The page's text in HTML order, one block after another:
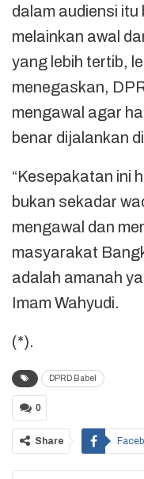
dalam audiensi
melainkan awal
yang lebih tertib,
menegaskan,
mengawal agar
benar dijalankan
“Kesepakatan ini
bukan sekadar
mengawal dan
masyarakat
adalah amanah
Imam Wahyudi.
(*).
DPRD Babel
0
Share